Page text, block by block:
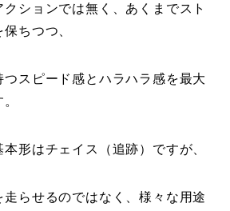
ションでは無く、あくまでスト
ちつつ、
つスピード感とハラハラ感を最大
形はチェイス（追跡）ですが、
らせるのではなく、様々な用途